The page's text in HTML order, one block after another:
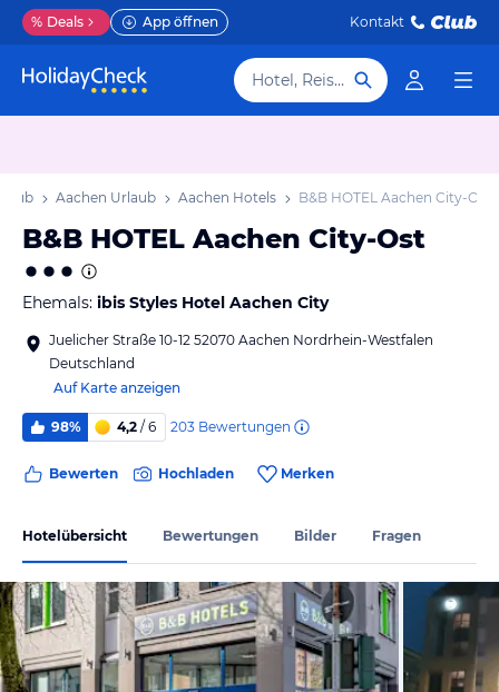
% Deals App öffnen Kontakt
Hotel, Reiseziel
Aachen Urlaub Aachen Hotels B&B HOTEL Aachen City-Ost
B&B HOTEL Aachen City-Ost
Ehemals: ibis Styles Hotel Aachen City
Juelicher Straße 10-12 52070 Aachen Nordrhein-Westfalen
Deutschland
Auf Karte anzeigen
98% 4,2 / 6 203 Bewertungen
Bewerten Hochladen Merken
Hotelübersicht Bewertungen Bilder Fragen